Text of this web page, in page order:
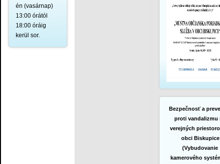
én (vasárnap)
13:00 órától
18:00 óráig
kerül sor.
Bezpečnosť a
proti vandalizmu
verejných
obci Biskupice
(Vybudovanie
kamerového